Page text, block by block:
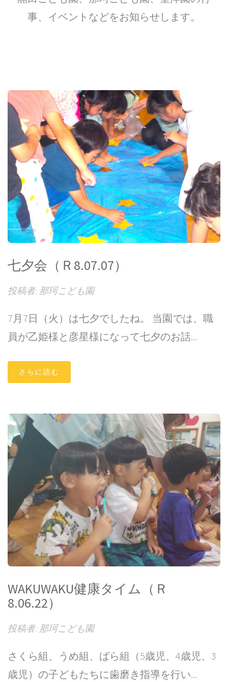
事、イベントなどをお知らせします。
七夕会（Ｒ8.07.07）
投稿者: 那珂こども園
7月7日（火）は七夕でしたね。 当園では、職
員が乙姫様と彦星様になって七夕のお話...
さらに読む
WAKUWAKU健康タイム（Ｒ
8.06.22）
投稿者: 那珂こども園
さくら組、うめ組、ばら組（5歳児、4歳児、3
歳児）の子どもたちに歯磨き指導を行い...